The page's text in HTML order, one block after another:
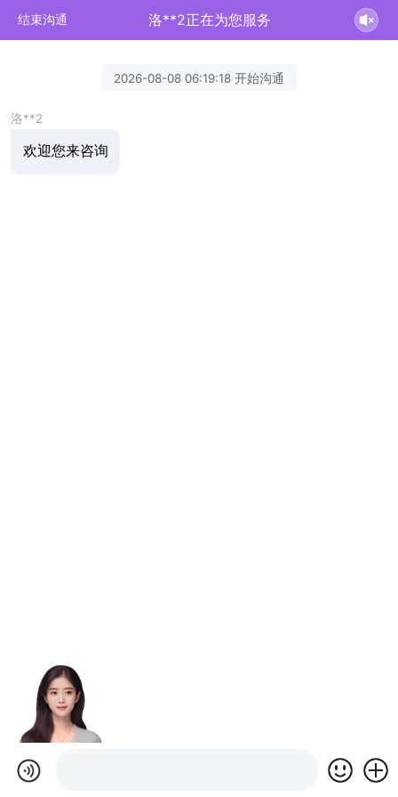
结束沟通 洛**2正在为您服务
2026-08-08 06:19:18 开始沟通
洛**2
欢迎您来咨询